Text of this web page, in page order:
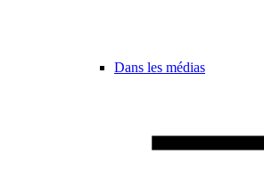
Dans les médias